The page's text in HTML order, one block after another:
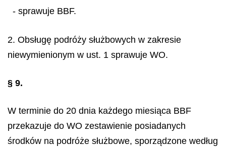
- sprawuje BBF.
2. Obsługę podróży służbowych w zakresie
niewymienionym w ust. 1 sprawuje WO.
§ 9.
W terminie do 20 dnia każdego miesiąca BBF
przekazuje do WO zestawienie posiadanych
środków na podróże służbowe, sporządzone według